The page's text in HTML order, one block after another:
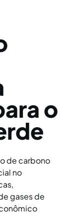
o
de carbono
no
gases de